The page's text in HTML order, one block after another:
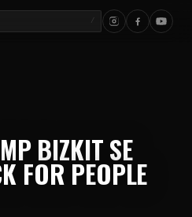
BIZKIT SE
FOR PEOPLE